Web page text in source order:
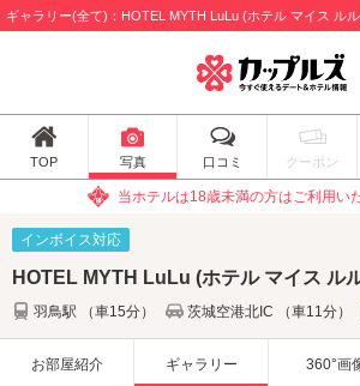
ギャラリー(全て)：HOTEL MYTH LuLu (ホテル マイス ル
TOP 写真 口コミ クーポン
当ホテルは18歳未満の方はご利用い
インボイス対応
HOTEL MYTH LuLu (ホテル マイス ル
羽鳥駅 （車15分） 茨城空港北IC （車11分）
お部屋紹介 ギャラリー 360°画